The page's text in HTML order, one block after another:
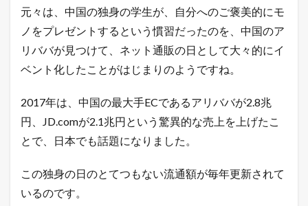
！
1.1
店
の
イ
ッ
タ
ガ
チ
売
元々は、中国の独身の学生が、自分へのご褒美的にモ
ノをプレゼントするという慣習だったのを、中国のア
リババが見つけて、ネット通販の日として大々的にイ
ベント化したことがはじまりのようですね。
2017年は、中国の最大手ECであるアリババが2.8兆
円、JD.comが2.1兆円という驚異的な売上を上げたこ
とで、日本でも話題になりました。
この独身の日のとてつもない流通額が毎年更新されて
いるのです。